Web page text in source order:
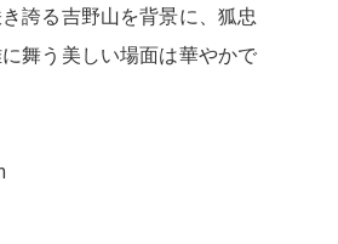
誇る吉野山を背景に、狐忠
舞う美しい場面は華やかで